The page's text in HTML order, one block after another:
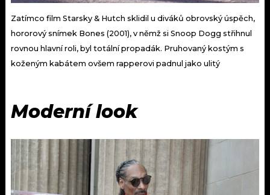
Zatímco film Starsky & Hutch sklidil u diváků obrovský úspěch,
hororový snímek Bones (2001), v němž si Snoop Dogg střihnul
rovnou hlavní roli, byl totální propadák. Pruhovaný kostým s
koženým kabátem ovšem rapperovi padnul jako ulitý
Moderní look